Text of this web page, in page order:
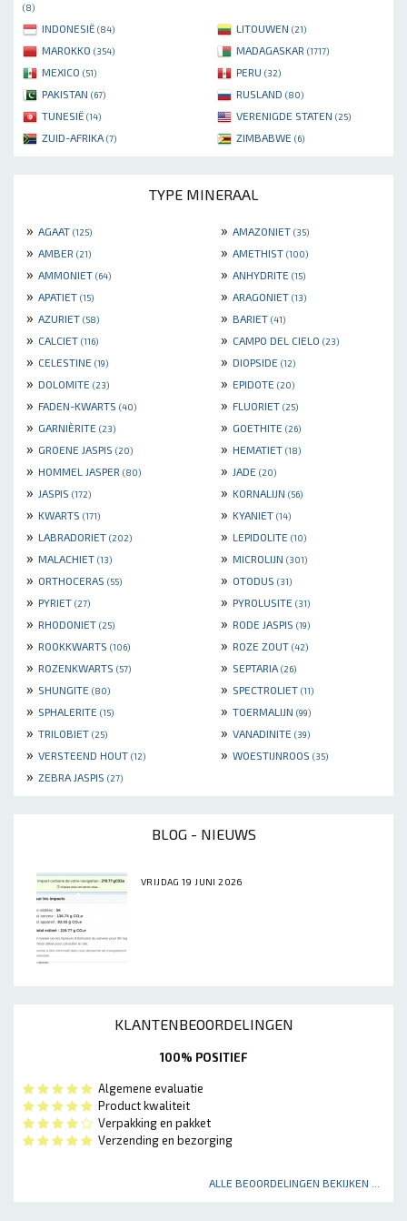
(8)
INDONESIË (84) LITOUWEN (21)
MAROKKO (354) MADAGASKAR (1717)
MEXICO (51) PERU (32)
PAKISTAN (67) RUSLAND (80)
TUNESIË (14) VERENIGDE STATEN (25)
ZUID-AFRIKA (7) ZIMBABWE (6)
TYPE MINERAAL
» AGAAT (125) » AMAZONIET (35)
» AMBER (21) » AMETHIST (100)
» AMMONIET (64) » ANHYDRITE (15)
» APATIET (15) » ARAGONIET (13)
» AZURIET (58) » BARIET (41)
» CALCIET (116) » CAMPO DEL CIELO (23)
» CELESTINE (19) » DIOPSIDE (12)
» DOLOMITE (23) » EPIDOTE (20)
» FADEN-KWARTS (40) » FLUORIET (25)
» GARNIÈRITE (23) » GOETHITE (26)
» GROENE JASPIS (20) » HEMATIET (18)
» HOMMEL JASPER (80) » JADE (20)
» JASPIS (172) » KORNALIJN (56)
» KWARTS (171) » KYANIET (14)
» LABRADORIET (202) » LEPIDOLITE (10)
» MALACHIET (13) » MICROLIJN (301)
» ORTHOCERAS (55) » OTODUS (31)
» PYRIET (27) » PYROLUSITE (31)
» RHODONIET (25) » RODE JASPIS (19)
» ROOKKWARTS (106) » ROZE ZOUT (42)
» ROZENKWARTS (57) » SEPTARIA (26)
» SHUNGITE (80) » SPECTROLIET (11)
» SPHALERITE (15) » TOERMALIJN (99)
» TRILOBIET (25) » VANADINITE (39)
» VERSTEEND HOUT (12) » WOESTIJNROOS (35)
» ZEBRA JASPIS (27)
BLOG - NIEUWS
VRIJDAG 19 JUNI 2026
KLANTENBEOORDELINGEN
100% POSITIEF
Algemene evaluatie
Product kwaliteit
Verpakking en pakket
Verzending en bezorging
ALLE BEOORDELINGEN BEKIJKEN ...